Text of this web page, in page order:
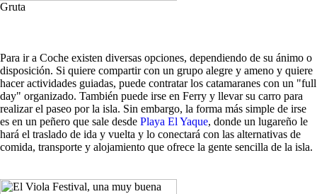
Gruta
Para ir a Coche existen diversas opciones, dependiendo de su ánimo o
disposición. Si quiere compartir con un grupo alegre y ameno y quiere
hacer actividades guiadas, puede contratar los catamaranes con un "full
day" organizado. También puede irse en Ferry y llevar su carro para
realizar el paseo por la isla. Sin embargo, la forma más simple de irse
es en un peñero que sale desde Playa El Yaque, donde un lugareño le
hará el traslado de ida y vuelta y lo conectará con las alternativas de
comida, transporte y alojamiento que ofrece la gente sencilla de la isla.